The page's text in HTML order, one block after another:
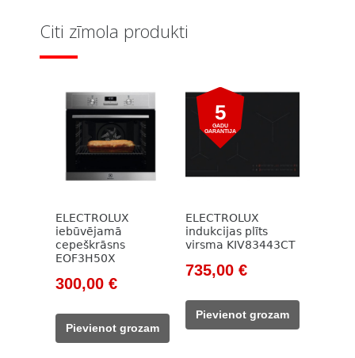
Citi zīmola produkti
ELECTROLUX
iebūvējamā
cepeškrāsns
EOF3H50X
Original
was:
439,00 €.
300,00 €Current
300,00 €.
Pievienot grozam
5
GADU
GARANTIJA
ELECTROLUX
indukcijas plīts
virsma KIV83443CT
Original
was:
963,00 €.
735,00 €Current
735,00 €.
Pievienot grozam